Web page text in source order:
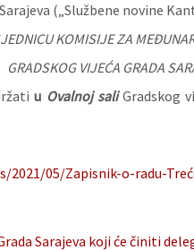
(„Službene novine
KOMISIJE ZA
GRADSKOG VIJEĆA GRADA
u Ovalnoj saliGradskog
05/Zapisnik-o-radu-
Sarajeva koji će činiti